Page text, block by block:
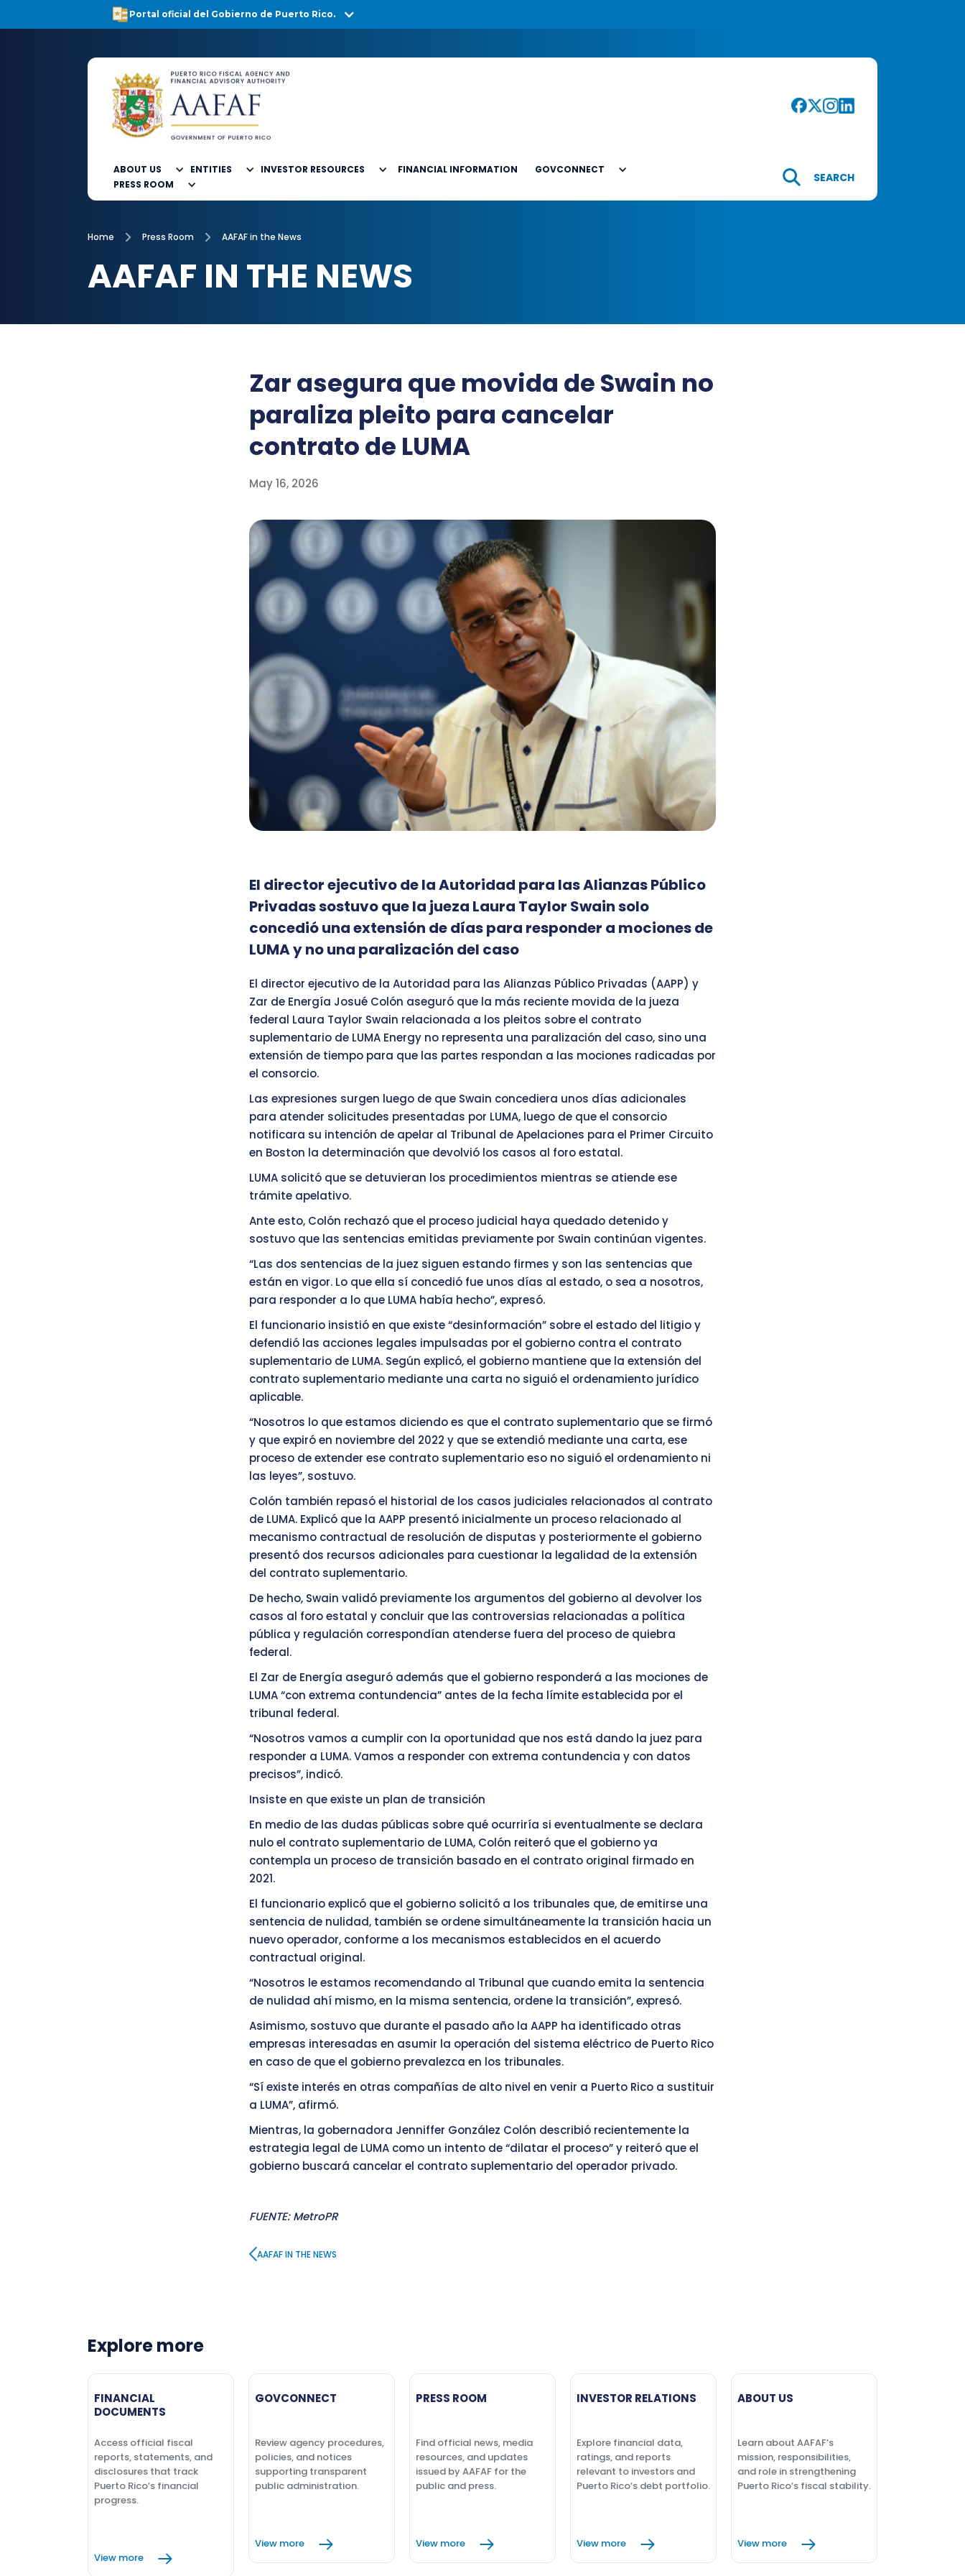
Portal oficial del Gobierno de Puerto Rico.
ABOUT US ENTITIES INVESTOR RESOURCES FINANCIAL INFORMATION
GOVCONNECT
PRESS ROOM
SEARCH
Home Press Room AAFAF in the News
AAFAF IN THE NEWS
Zar asegura que movida de Swain no
paraliza pleito para cancelar
contrato de LUMA
May 16, 2026
El director ejecutivo de la Autoridad para las Alianzas Público
Privadas sostuvo que la jueza Laura Taylor Swain solo
concedió una extensión de días para responder a mociones de
LUMA y no una paralización del caso
El director ejecutivo de la Autoridad para las Alianzas Público Privadas (AAPP) y
Zar de Energía Josué Colón aseguró que la más reciente movida de la jueza
federal Laura Taylor Swain relacionada a los pleitos sobre el contrato
suplementario de LUMA Energy no representa una paralización del caso, sino una
extensión de tiempo para que las partes respondan a las mociones radicadas por
el consorcio.
Las expresiones surgen luego de que Swain concediera unos días adicionales
para atender solicitudes presentadas por LUMA, luego de que el consorcio
notificara su intención de apelar al Tribunal de Apelaciones para el Primer Circuito
en Boston la determinación que devolvió los casos al foro estatal.
LUMA solicitó que se detuvieran los procedimientos mientras se atiende ese
trámite apelativo.
Ante esto, Colón rechazó que el proceso judicial haya quedado detenido y
sostuvo que las sentencias emitidas previamente por Swain continúan vigentes.
“Las dos sentencias de la juez siguen estando firmes y son las sentencias que
están en vigor. Lo que ella sí concedió fue unos días al estado, o sea a nosotros,
para responder a lo que LUMA había hecho”, expresó.
El funcionario insistió en que existe “desinformación” sobre el estado del litigio y
defendió las acciones legales impulsadas por el gobierno contra el contrato
suplementario de LUMA. Según explicó, el gobierno mantiene que la extensión del
contrato suplementario mediante una carta no siguió el ordenamiento jurídico
aplicable.
“Nosotros lo que estamos diciendo es que el contrato suplementario que se firmó
y que expiró en noviembre del 2022 y que se extendió mediante una carta, ese
proceso de extender ese contrato suplementario eso no siguió el ordenamiento ni
las leyes”, sostuvo.
Colón también repasó el historial de los casos judiciales relacionados al contrato
de LUMA. Explicó que la AAPP presentó inicialmente un proceso relacionado al
mecanismo contractual de resolución de disputas y posteriormente el gobierno
presentó dos recursos adicionales para cuestionar la legalidad de la extensión
del contrato suplementario.
De hecho, Swain validó previamente los argumentos del gobierno al devolver los
casos al foro estatal y concluir que las controversias relacionadas a política
pública y regulación correspondían atenderse fuera del proceso de quiebra
federal.
El Zar de Energía aseguró además que el gobierno responderá a las mociones de
LUMA “con extrema contundencia” antes de la fecha límite establecida por el
tribunal federal.
“Nosotros vamos a cumplir con la oportunidad que nos está dando la juez para
responder a LUMA. Vamos a responder con extrema contundencia y con datos
precisos”, indicó.
Insiste en que existe un plan de transición
En medio de las dudas públicas sobre qué ocurriría si eventualmente se declara
nulo el contrato suplementario de LUMA, Colón reiteró que el gobierno ya
contempla un proceso de transición basado en el contrato original firmado en
2021.
El funcionario explicó que el gobierno solicitó a los tribunales que, de emitirse una
sentencia de nulidad, también se ordene simultáneamente la transición hacia un
nuevo operador, conforme a los mecanismos establecidos en el acuerdo
contractual original.
“Nosotros le estamos recomendando al Tribunal que cuando emita la sentencia
de nulidad ahí mismo, en la misma sentencia, ordene la transición”, expresó.
Asimismo, sostuvo que durante el pasado año la AAPP ha identificado otras
empresas interesadas en asumir la operación del sistema eléctrico de Puerto Rico
en caso de que el gobierno prevalezca en los tribunales.
“Sí existe interés en otras compañías de alto nivel en venir a Puerto Rico a sustituir
a LUMA”, afirmó.
Mientras, la gobernadora Jenniffer González Colón describió recientemente la
estrategia legal de LUMA como un intento de “dilatar el proceso” y reiteró que el
gobierno buscará cancelar el contrato suplementario del operador privado.
FUENTE: MetroPR
AAFAF IN THE NEWS
Explore more
FINANCIAL
DOCUMENTS
Access official fiscal
reports, statements, and
disclosures that track
Puerto Rico’s financial
progress.
View more
GOVCONNECT
Review agency procedures,
policies, and notices
supporting transparent
public administration.
View more
PRESS ROOM
Find official news, media
resources, and updates
issued by AAFAF for the
public and press.
View more
INVESTOR RELATIONS
Explore financial data,
ratings, and reports
relevant to investors and
Puerto Rico’s debt portfolio.
View more
ABOUT US
Learn about AAFAF’s
mission, responsibilities,
and role in strengthening
Puerto Rico’s fiscal stability.
View more